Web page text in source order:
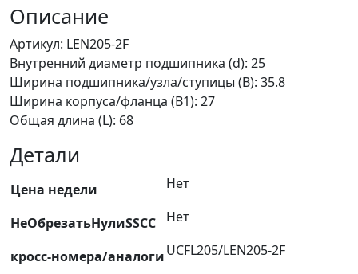
2F
FKL
Описание
Артикул: LEN205-2F
Внутренний диаметр подшипника (d): 25
Ширина подшипника/узла/ступицы (B): 35.8
Ширина корпуса/фланца (B1): 27
Общая длина (L): 68
Детали
Цена недели Нет
НеОбрезатьНулиSSCC Нет
кросс-номера/аналогиUCFL205/LEN205-2F